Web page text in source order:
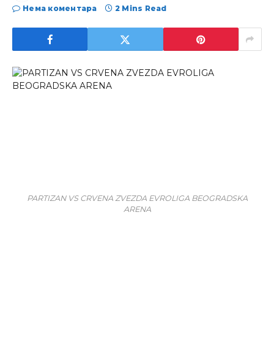
Нема коментара
2 Mins Read
PARTIZAN VS CRVENA ZVEZDA EVROLIGA BEOGRADSKA
ARENA